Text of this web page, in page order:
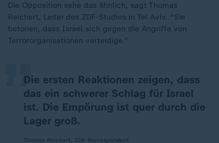
Die Opposition sehe das ähnlich, sagt Thomas
Reichert, Leiter des ZDF-Studios in Tel Aviv. "Sie
betonen, dass Israel sich gegen die Angriffe von
Terrororganisationen verteidige."
Die ersten Reaktionen zeigen, dass
das ein schwerer Schlag für Israel
ist. Die Empörung ist quer durch die
Lager groß.
„